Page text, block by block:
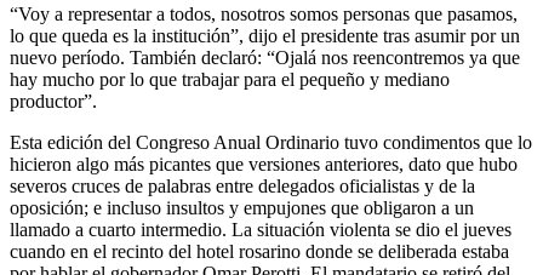
“Voy a representar a todos, nosotros somos personas que pasamos,
lo que queda es la institución”, dijo el presidente tras asumir por un
nuevo período. También declaró: “Ojalá nos reencontremos ya que
hay mucho por lo que trabajar para el pequeño y mediano
productor”.
Esta edición del Congreso Anual Ordinario tuvo condimentos que lo
hicieron algo más picantes que versiones anteriores, dato que hubo
severos cruces de palabras entre delegados oficialistas y de la
oposición; e incluso insultos y empujones que obligaron a un
llamado a cuarto intermedio. La situación violenta se dio el jueves
cuando en el recinto del hotel rosarino donde se deliberada estaba